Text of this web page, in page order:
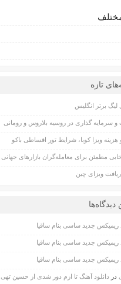
تازه
لیگ برتر انگلیس
سرمایه گذاری در روسیه بلاروس و رومانی
هزینه ویزا کوبا، شرایط تور اقساطی باکو
مطمئن برای معامله‌گران بازارهای جهانی
ویزای چین
دیدگاه‌ها
ریمیکس جدید ساسی بنام ساقیا
ریمیکس جدید ساسی بنام ساقیا
ریمیکس جدید ساسی بنام ساقیا
در دانلود آهنگ تا ازم دور شدی از حسین تهی